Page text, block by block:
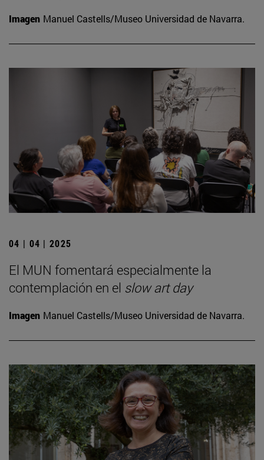
Imagen Manuel Castells/Museo Universidad de Navarra.
04 | 04 | 2025
El MUN fomentará especialmente la
contemplación en el slow art day
Imagen Manuel Castells/Museo Universidad de Navarra.